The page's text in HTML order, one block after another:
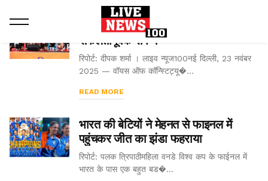
भारत का भविष्य – शाहोथॉन 2025
सफलतापूर्वक संपन्न
रिपोर्ट: दीपक शर्मा । लाइव न्यूज100नई दिल्ली, 23 नवंबर
2025 — वॉयस ऑफ कॉन्स्टिट्यू�...
READ MORE
भारत की बेटियों ने मेहनत से फाइनल में
पहुंचकर जीत का झंडा फहराया
रिपोर्ट: पलक त्रिपाठीमहिला वनडे विश्व कप के फाईनल में
भारत के पास एक बहुत बड�...